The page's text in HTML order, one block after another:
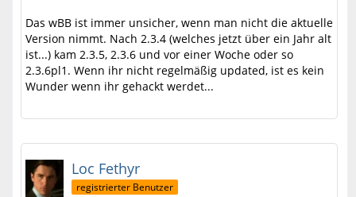
Das wBB ist immer unsicher, wenn man nicht die aktuelle
Version nimmt. Nach 2.3.4 (welches jetzt über ein Jahr alt
ist...) kam 2.3.5, 2.3.6 und vor einer Woche oder so
2.3.6pl1. Wenn ihr nicht regelmäßig updated, ist es kein
Wunder wenn ihr gehackt werdet...
Loc Fethyr
registrierter Benutzer